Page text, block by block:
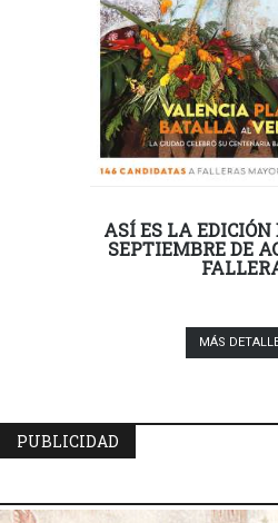
ASÍ ES LA EDICIÓN
SEPTIEMBRE DE
MÁS
PUBLICIDAD